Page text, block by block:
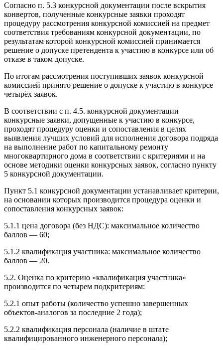
Согласно п. 5.3 конкурсной документации после вскрытия
конвертов, полученные конкурсные заявки проходят
процедуру рассмотрения конкурсной комиссией на предмет
соответствия требованиям конкурсной документации, по
результатам которой конкурсной комиссией принимается
решение о допуске претендента к участию в конкурсе или об
отказе в таком допуске.
По итогам рассмотрения поступивших заявок конкурсной
комиссией принято решение о допуске к участию в конкурсе
четырёх заявок.
В соответствии с п. 4.5. конкурсной документации
конкурсные заявки, допущенные к участию в конкурсе,
проходят процедуру оценки и сопоставления в целях
выявления лучших условий для исполнения договора подряда
на выполнение работ по капитальному ремонту
многоквартирного дома в соответствии с критериями и на
основе методики оценки конкурсных заявок, согласно пункту
5 конкурсной документации.
Пункт 5.1 конкурсной документации устанавливает критерии,
на основании которых производится процедура оценки и
сопоставления конкурсных заявок:
5.1.1 цена договора (без НДС): максимальное количество
баллов — 60;
5.1.2 квалификация участника: максимальное количество
баллов — 20.
5.2. Оценка по критерию «квалификация участника»
производится по четырем подкритериям:
5.2.1 опыт работы (количество успешно завершенных
объектов-аналогов за последние 2 года);
5.2.2 квалификация персонала (наличие в штате
квалифицированного инженерного персонала);